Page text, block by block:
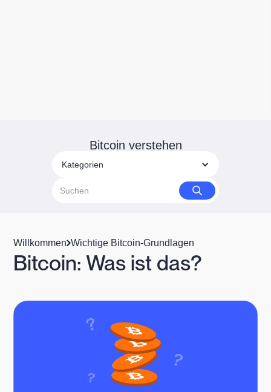
Bitcoin verstehen
Kategorien
Willkommen Wichtige Bitcoin-Grundlagen
Bitcoin: Was ist das?